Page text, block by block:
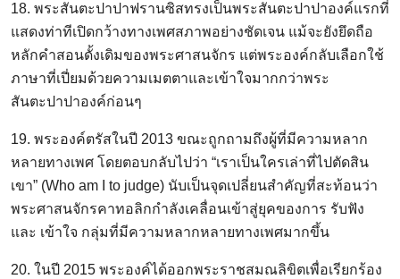
18. พระสันตะปาปาฟรานซิสทรงเป็นพระสันตะปาปาองค์แรกที่
แสดงท่าทีเปิดกว้างทางเพศสภาพอย่างชัดเจน แม้จะยังยึดถือ
หลักคำสอนดั้งเดิมของพระศาสนจักร แต่พระองค์กลับเลือกใช้
ภาษาที่เปี่ยมด้วยความเมตตาและเข้าใจมากกว่าพระ
สันตะปาปาองค์ก่อนๆ
19. พระองค์ตรัสในปี 2013 ขณะถูกถามถึงผู้ที่มีความหลาก
หลายทางเพศ โดยตอบกลับไปว่า “เราเป็นใครเล่าที่ไปตัดสิน
เขา” (Who am I to judge) นับเป็นจุดเปลี่ยนสำคัญที่สะท้อนว่า
พระศาสนจักรคาทอลิกกำลังเคลื่อนเข้าสู่ยุคของการ รับฟัง
และ เข้าใจ กลุ่มที่มีความหลากหลายทางเพศมากขึ้น
20. ในปี 2015 พระองค์ได้ออกพระราชสมณลิขิตเพื่อเรียกร้อง